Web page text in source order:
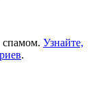
спамом. Узнайте,
.